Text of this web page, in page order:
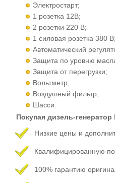
Электростарт;
1 розетка 12В;
2 розетки 220 В;
1 силовая розетка 380 В;
Автоматический
Защита по уровню
Защита от перегрузки;
Вольтметр;
Воздушный фильтр;
Шасси.
Покупая дизель-
Низкие цены и
Квалифицированную
100% гарантию